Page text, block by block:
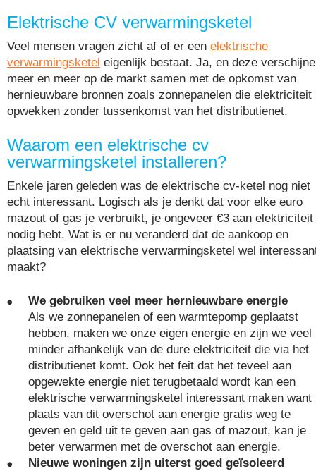
Elektrische CV verwarmingsketel
Veel mensen vragen zicht af of er een elektrische
verwarmingsketel eigenlijk bestaat. Ja, en deze
meer en meer op de markt samen met de opkomst van
hernieuwbare bronnen zoals zonnepanelen die elektriciteit
opwekken zonder tussenkomst van het distributienet.
Waarom een elektrische cv
verwarmingsketel installeren?
Enkele jaren geleden was de elektrische cv-ketel nog niet
echt interessant. Logisch als je denkt dat voor elke euro
mazout of gas je verbruikt, je ongeveer €3 aan elektriciteit
nodig hebt. Wat is er nu veranderd dat de aankoop en
plaatsing van elektrische verwarmingsketel wel
maakt?
We gebruiken veel meer hernieuwbare energie
Als we zonnepanelen of een warmtepomp geplaatst
hebben, maken we onze eigen energie en zijn we veel
minder afhankelijk van de dure elektriciteit die via het
distributienet komt. Ook het feit dat het teveel aan
opgewekte energie niet terugbetaald wordt kan een
elektrische verwarmingsketel interessant maken want
plaats van dit overschot aan energie gratis weg te
geven en geld uit te geven aan gas of mazout, kan je
beter verwarmen met de overschot aan energie.
Nieuwe woningen zijn uiterst goed geïsoleerd